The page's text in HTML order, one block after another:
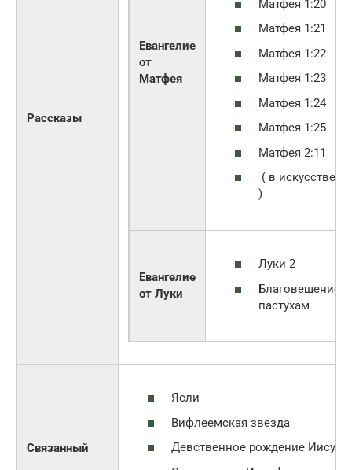
Рассказы
Евангелие
от
Матфея
Матфея 1:20
Матфея 1:21
Матфея 1:22
Матфея 1:23
Матфея 1:24
Матфея 1:25
Матфея 2:11
( в искусстве
)
Евангелие
от Луки
Луки 2
Благовещение
пастухам
Связанный
Ясли
Вифлеемская звезда
Девственное рождение Иисуса